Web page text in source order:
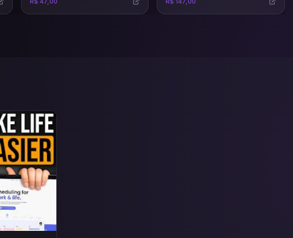
decisões, aumentar suas vendas e